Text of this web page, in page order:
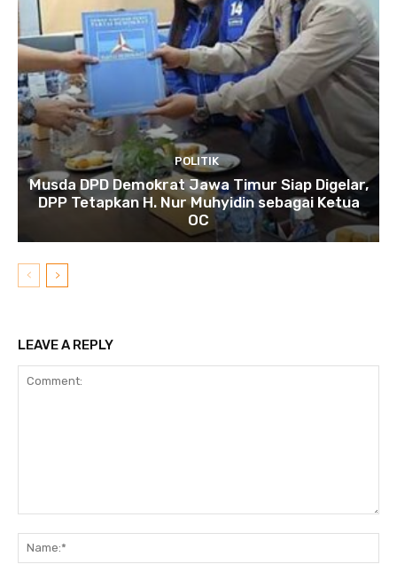
POLITIK
Musda DPD Demokrat Jawa Timur Siap Digelar,
DPP Tetapkan H. Nur Muhyidin sebagai Ketua
OC
LEAVE A REPLY